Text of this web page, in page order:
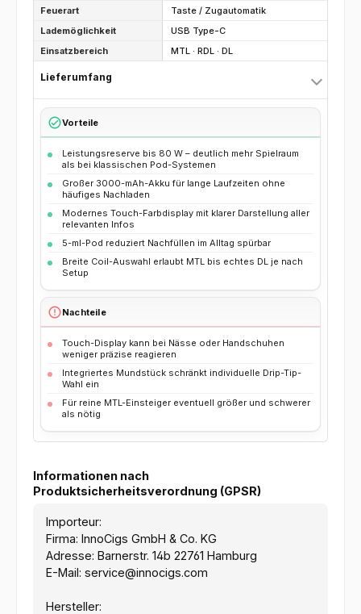
Feuerart
Taste / Zugautomatik
Lademöglichkeit
USB Type-C
Einsatzbereich
MTL · RDL · DL
Lieferumfang
check_circleVorteile
Leistungsreserve bis 80 W – deutlich mehr Spielraum
als bei klassischen Pod-Systemen
Großer 3000-mAh-Akku für lange Laufzeiten ohne
häufiges Nachladen
Modernes Touch-Farbdisplay mit klarer Darstellung aller
relevanten Infos
5-ml-Pod reduziert Nachfüllen im Alltag spürbar
Breite Coil-Auswahl erlaubt MTL bis echtes DL je nach
Setup
error_outlineNachteile
Touch-Display kann bei Nässe oder Handschuhen
weniger präzise reagieren
Integriertes Mundstück schränkt individuelle Drip-Tip-
Wahl ein
Für reine MTL-Einsteiger eventuell größer und schwerer
als nötig
Informationen nach
Produktsicherheitsverordnung (GPSR)
Importeur:
Firma: InnoCigs GmbH & Co. KG
Adresse: Barnerstr. 14b 22761 Hamburg
E-Mail: service@innocigs.com
Hersteller: